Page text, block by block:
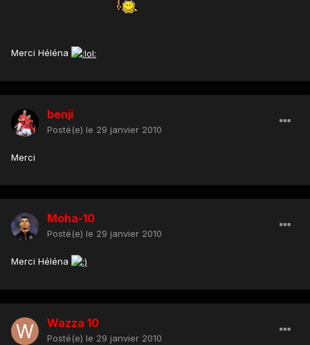
Merci Héléna
benji
Posté(e) le 29 janvier 2010
Merci
Moha-10
Posté(e) le 29 janvier 2010
Merci Héléna
Wazza 10
Posté(e) le 29 janvier 2010